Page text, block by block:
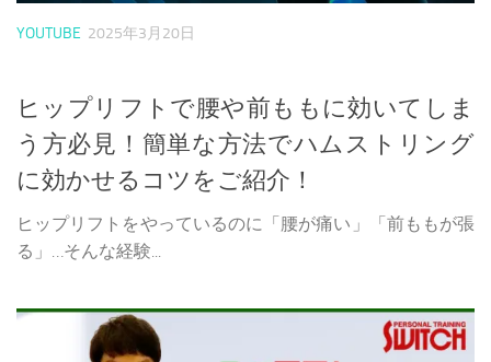
YOUTUBE 2025年3月20日
ヒップリフトで腰や前ももに効いてしま
う方必見！簡単な方法でハムストリング
に効かせるコツをご紹介！
ヒップリフトをやっているのに「腰が痛い」「前ももが張
る」…そんな経験...